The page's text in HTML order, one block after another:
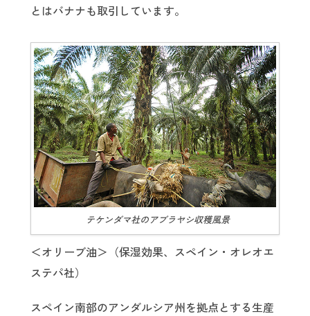
とはバナナも取引しています。
テケンダマ社のアブラヤシ収穫風景
＜オリーブ油＞（保湿効果、スペイン・オレオエ
ステパ社）
スペイン南部のアンダルシア州を拠点とする生産